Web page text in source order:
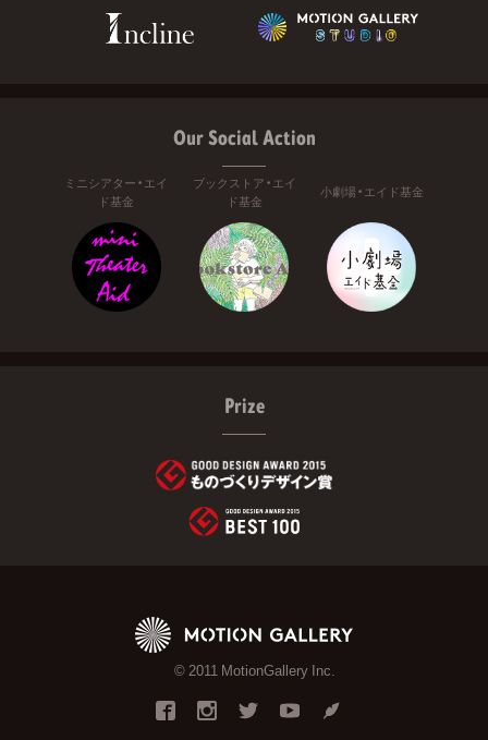
Our Social Action
ミニシアター・エイ
ド基金
ブックストア・エイ
ド基金
小劇場・エイド基金
Prize
© 2011 MotionGallery Inc.